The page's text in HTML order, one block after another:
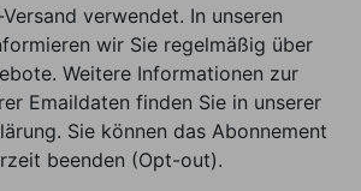
verwendet. In unseren
wir Sie regelmäßig über
Weitere Informationen zur
Emaildaten finden Sie in unserer
Sie können das Abonnement
beenden (Opt-out).